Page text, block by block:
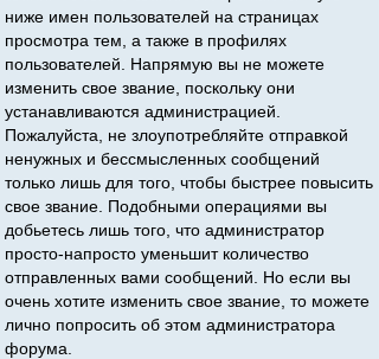
ниже имен пользователей на страницах
просмотра тем, а также в профилях
пользователей. Напрямую вы не можете
изменить свое звание, поскольку они
устанавливаются администрацией.
Пожалуйста, не злоупотребляйте отправкой
ненужных и бессмысленных сообщений
только лишь для того, чтобы быстрее повысить
свое звание. Подобными операциями вы
добьетесь лишь того, что администратор
просто-напросто уменьшит количество
отправленных вами сообщений. Но если вы
очень хотите изменить свое звание, то можете
лично попросить об этом администратора
форума.